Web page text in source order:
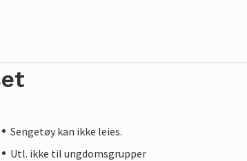
Sengetøy kan ikke leies.
Utl. ikke til ungdomsgrupper